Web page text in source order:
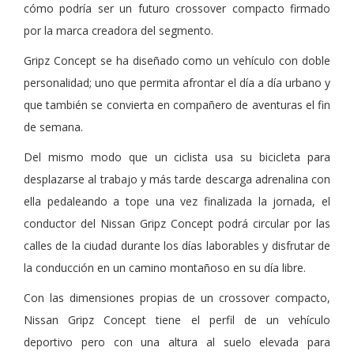
cómo podría ser un futuro crossover compacto firmado
por la marca creadora del segmento.
Gripz Concept se ha diseñado como un vehículo con doble
personalidad; uno que permita afrontar el día a día urbano y
que también se convierta en compañero de aventuras el fin
de semana.
Del mismo modo que un ciclista usa su bicicleta para
desplazarse al trabajo y más tarde descarga adrenalina con
ella pedaleando a tope una vez finalizada la jornada, el
conductor del Nissan Gripz Concept podrá circular por las
calles de la ciudad durante los días laborables y disfrutar de
la conducción en un camino montañoso en su día libre.
Con las dimensiones propias de un crossover compacto,
Nissan Gripz Concept tiene el perfil de un vehículo
deportivo pero con una altura al suelo elevada para